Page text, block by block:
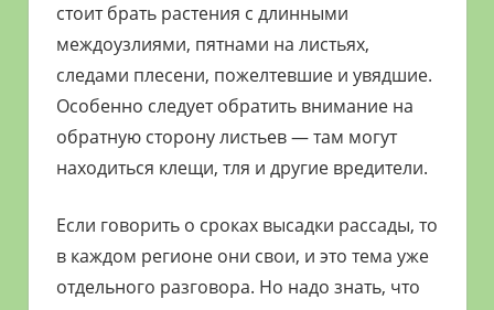
стоит брать растения с длинными
междоузлиями, пятнами на листьях,
следами плесени, пожелтевшие и увядшие.
Особенно следует обратить внимание на
обратную сторону листьев — там могут
находиться клещи, тля и другие вредители.
Если говорить о сроках высадки рассады, то
в каждом регионе они свои, и это тема уже
отдельного разговора. Но надо знать, что